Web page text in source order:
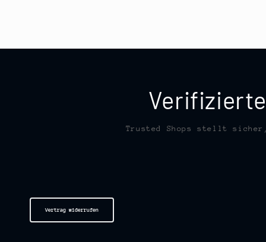
Trusted Shops stellt sicher,
Vertrag widerrufen